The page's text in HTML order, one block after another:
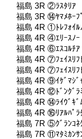
福島 3R ②ﾗｽﾀﾘｱ
福島 3R ⑭ﾔﾏﾒﾎｰﾌﾟ
福島 4R ①ﾄﾚﾌｫｲﾙ
福島 4R ④ｴﾘｰｽﾉｰ
福島 4R ⑥ｴｽｺﾙﾁｱ
福島 4R ⑦ﾌｪｲｽﾘﾌ
福島 4R ⑦ﾌｪｲｽﾘﾌ
福島 4R ⑨ｲｹﾞﾏｼﾞ
福島 4R ⑫ﾄﾞﾝｸﾞﾗ
福島 4R ⑭ﾗｲｳﾞｷﾞ
福島 4R ⑯ﾘｱﾙﾊﾟﾗ
福島 7R ⑤ｸﾞﾗﾝｺﾈ
福島 7R ⑪ﾏﾀﾐｶﾝｻ